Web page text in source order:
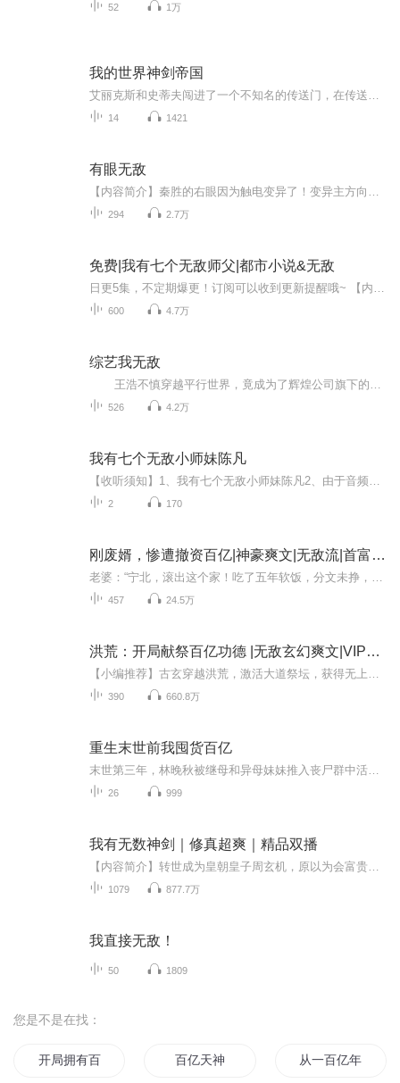
52 1万
我的世界神剑帝国
14 1421
有眼无敌
294 2.7万
免费|我有七个无敌师父|都市小说&无敌
600 4.7万
综艺我无敌
526 4.2万
我有七个无敌小师妹陈凡
2 170
刚废婿，惨遭撤资百亿|神豪爽文|无敌流|首富|多播
457 24.5万
洪荒：开局献祭百亿功德 |无敌玄幻爽文|VIP免费
390 660.8万
重生末世前我囤货百亿
26 999
我有无数神剑｜修真超爽｜精品双播
1079 877.7万
我直接无敌！
50 1809
您是不是在找：
开局拥有百亿年修为 百亿天神 从一百亿年开始